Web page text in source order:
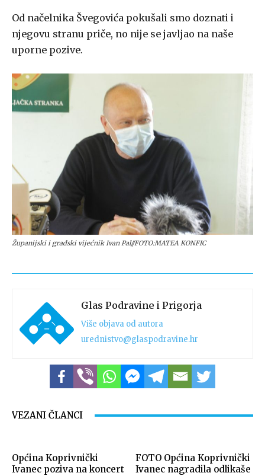
Od načelnika Švegovića pokušali smo doznati i
njegovu stranu priče, no nije se javljao na naše
uporne pozive.
Županijski i gradski vijećnik Ivan Pal//FOTO:MATEA KONFIC
Glas Podravine i Prigorja
Više objava od autora
urednistvo@glaspodravine.hr
VEZANI ČLANCI
Općina Koprivnički
Ivanec poziva na koncert
FOTO Općina Koprivnički
Ivanec nagradila odlikaše